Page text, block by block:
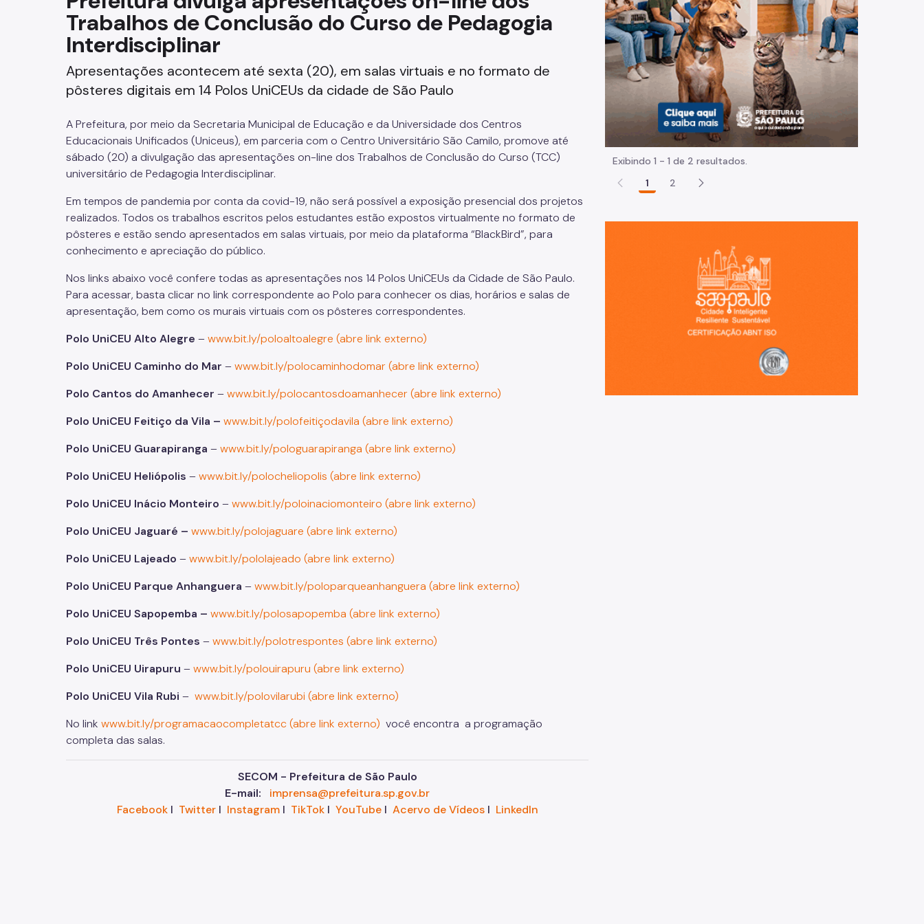
Fazenda
Funerários e Cemiteriais
Mobilidade Urbana e Transporte
Saúde e Bem-estar
Segurança
Trabalho
Impostos e Taxas
Licitações e Fornecedores
Oportunidades
Normas e procedimentos
Trabalhos de Conclusão do Curso de Pedagogia
Interdisciplinar
Apresentações acontecem até sexta (20), em salas virtuais e no formato de
pôsteres digitais em 14 Polos UniCEUs da cidade de São Paulo
A Prefeitura, por meio da Secretaria Municipal de Educação e da Universidade dos Centros
Educacionais Unificados (Uniceus), em parceria com o Centro Universitário São Camilo, promove até
sábado (20) a divulgação das apresentações on-line dos Trabalhos de Conclusão do Curso (TCC)
universitário de Pedagogia Interdisciplinar.
Em tempos de pandemia por conta da covid-19, não será possível a exposição presencial dos projetos
realizados. Todos os trabalhos escritos pelos estudantes estão expostos virtualmente no formato de
pôsteres e estão sendo apresentados em salas virtuais, por meio da plataforma “BlackBird”, para
conhecimento e apreciação do público.
Nos links abaixo você confere todas as apresentações nos 14 Polos UniCEUs da Cidade de São Paulo.
Para acessar, basta clicar no link correspondente ao Polo para conhecer os dias, horários e salas de
apresentação, bem como os murais virtuais com os pôsteres correspondentes.
Polo UniCEU Alto Alegre – www.bit.ly/poloaltoalegre (abre link externo)
Polo UniCEU Caminho do Mar – www.bit.ly/polocaminhodomar (abre link externo)
Polo Cantos do Amanhecer – www.bit.ly/polocantosdoamanhecer (abre link externo)
Polo UniCEU Feitiço da Vila – www.bit.ly/polofeitiçodavila (abre link externo)
Polo UniCEU Guarapiranga – www.bit.ly/pologuarapiranga (abre link externo)
Polo UniCEU Heliópolis – www.bit.ly/polocheliopolis (abre link externo)
Polo UniCEU Inácio Monteiro – www.bit.ly/poloinaciomonteiro (abre link externo)
Polo UniCEU Jaguaré – www.bit.ly/polojaguare (abre link externo)
Polo UniCEU Lajeado – www.bit.ly/pololajeado (abre link externo)
Polo UniCEU Parque Anhanguera – www.bit.ly/poloparqueanhanguera (abre link externo)
Polo UniCEU Sapopemba – www.bit.ly/polosapopemba (abre link externo)
Polo UniCEU Três Pontes – www.bit.ly/polotrespontes (abre link externo)
Polo UniCEU Uirapuru – www.bit.ly/polouirapuru (abre link externo)
Polo UniCEU Vila Rubi – www.bit.ly/polovilarubi (abre link externo)
No link www.bit.ly/programacaocompletatcc (abre link externo) você encontra a programação
completa das salas.
SECOM - Prefeitura de São Paulo
E-mail:
imprensa@prefeitura.sp.gov.br
FacebookI TwitterI InstagramI TikTokI YouTubeI Acervo de VídeosI LinkedIn
Exibindo 1 - 1 de 2 resultados.
1
2